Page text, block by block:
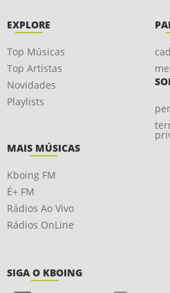
EXPLORE
Top Músicas
Top Artistas
Novidades
Playlists
MAIS MÚSICAS
Kboing FM
É+ FM
Rádios Ao Vivo
Rádios OnLine
SIGA O KBOING